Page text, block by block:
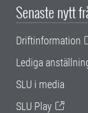
Senaste nytt
Driftinformation
Lediga
SLU i media
SLU Play